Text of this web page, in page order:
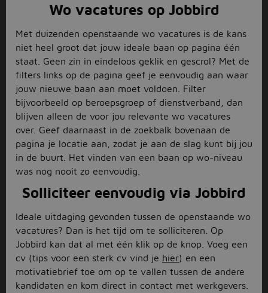
Wo vacatures op Jobbird
Met duizenden openstaande wo vacatures is de kans
niet heel groot dat jouw ideale baan op pagina één
staat. Geen zin in eindeloos geklik en gescrol? Met de
filters links op de pagina geef je eenvoudig aan waar
jouw nieuwe baan aan moet voldoen. Filter
bijvoorbeeld op beroepsgroep of dienstverband, dan
blijven alleen de voor jou relevante wo vacatures
over. Geef daarnaast in de zoekbalk bovenaan de
pagina je locatie aan, zodat je aan de slag kunt bij jou
in de buurt. Het vinden van een baan op wo-niveau
was nog nooit zo eenvoudig.
Solliciteer eenvoudig via Jobbird
Ideale uitdaging gevonden tussen de openstaande wo
vacatures? Dan is het tijd om te solliciteren. Op
Jobbird kan dat al met één klik op de knop. Voeg een
cv (tips voor een sterk cv vind je hier) en een
motivatiebrief toe om op te vallen tussen de andere
kandidaten en kom direct in contact met werkgevers.